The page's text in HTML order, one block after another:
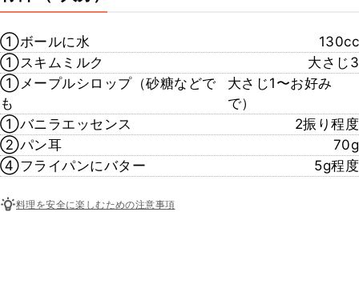
①ボールに水
130cc
①スキムミルク
大さじ3
①メープルシロップ（砂糖などで
も
大さじ1〜お好み
で）
①バニラエッセンス
2振り程度
②パン耳
70g
④フライパンにバター
5g程度
料理を安全に楽しむための注意事項